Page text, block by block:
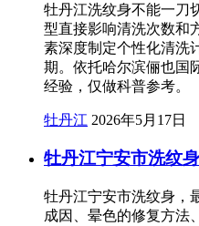
牡丹江洗纹身不能一刀
型直接影响清洗次数和
素深度制定个性化清洗
期。依托哈尔滨俪也国
经验，仅做科普参考。
牡丹江 2026年5月17日
牡丹江宁安市洗纹
牡丹江宁安市洗纹身，
成因、晕色的修复方法